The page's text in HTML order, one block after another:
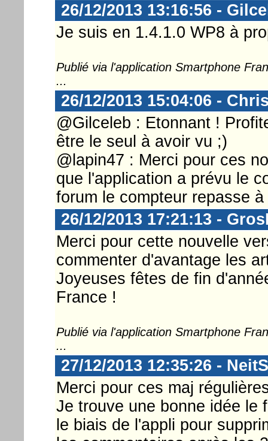
26/12/2013 13:16:56 -
Je suis en 1.4.1.0 WP8 à
Publié via l'application Smartphone
...
26/12/2013 15:04:06 -
@Gilceleb : Etonnant !
être le seul à avoir vu ;)
@lapin47 : Merci pour ces
que l'application a prévu le
forum le compteur repasse
26/12/2013 17:21:13 -
Merci pour cette nouvelle
commenter d'avantage les
Joyeuses fêtes de fin
France !
Publié via l'application Smartphone
...
27/12/2013 12:35:26 -
Merci pour ces maj
Je trouve une bonne idée le
le biais de l'appli pour